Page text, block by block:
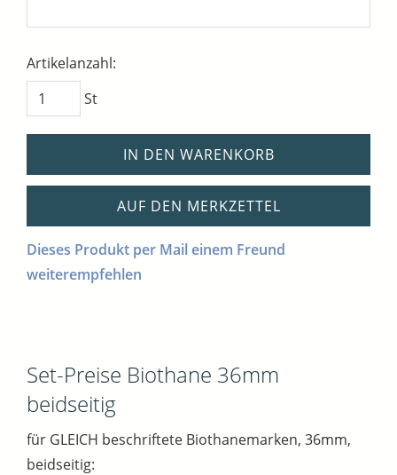
Artikelanzahl:
St
IN DEN WARENKORB
AUF DEN MERKZETTEL
Dieses Produkt per Mail einem Freund
weiterempfehlen
Set-Preise Biothane 36mm
beidseitig
für GLEICH beschriftete Biothanemarken, 36mm,
beidseitig: